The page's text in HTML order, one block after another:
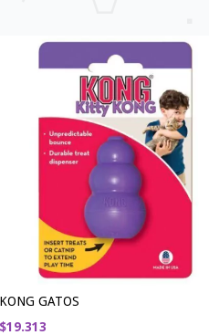
KONG GATOS
$19.313